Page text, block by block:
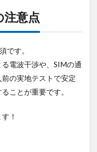
注意点
です。
電波干渉や、SIMの通
の実地テストで安定
ことが重要です。
！